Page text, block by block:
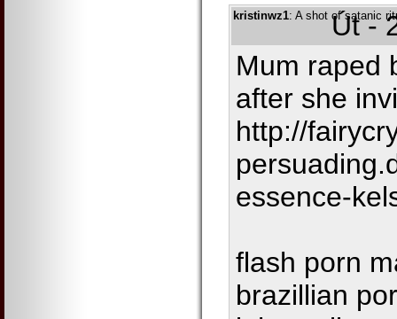
kristinwz1: A shot of satanic
Út -
Mum raped
after she
http://
essence-
flash porn
brazillian